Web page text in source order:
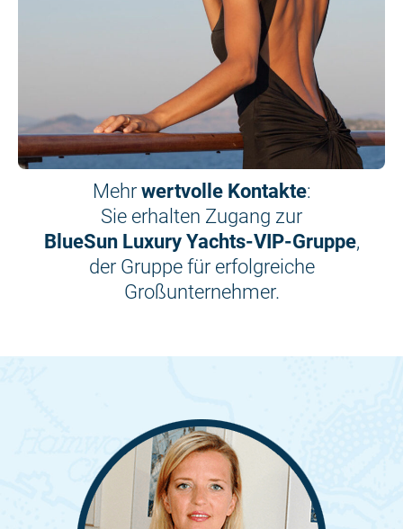
Mehr wertvolle Kontakte:
Sie erhalten Zugang zur
BlueSun Luxury Yachts-VIP-Gruppe,
der Gruppe für erfolgreiche
Großunternehmer.